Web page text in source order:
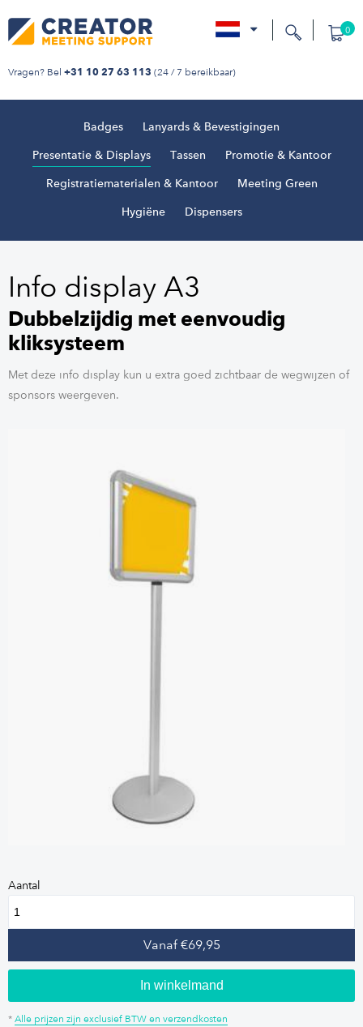
Vragen? Bel +31 10 27 63 113 (24 / 7 bereikbaar)
0
Badges Lanyards & Bevestigingen
Presentatie & Displays Tassen Promotie & Kantoor
Registratiematerialen & Kantoor Meeting Green
Hygiëne Dispensers
Info display A3
Dubbelzijdig met eenvoudig
kliksysteem
Met deze info display kun u extra goed zichtbaar de wegwijzen of
sponsors weergeven.
Aantal
Vanaf €69,95
In winkelmand
*Alle prijzen zijn exclusief BTW en verzendkosten